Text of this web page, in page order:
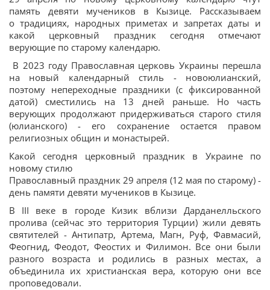
память девяти мучеников в Кызице. Рассказываем
о традициях, народных приметах и запретах даты и
какой церковный праздник сегодня отмечают
верующие по старому календарю.
В 2023 году Православная церковь Украины перешла
на новый календарный стиль - новоюлианский,
поэтому непереходные праздники (с фиксированной
датой) сместились на 13 дней раньше. Но часть
верующих продолжают придерживаться старого стиля
(юлианского) - его сохранение остается правом
религиозных общин и монастырей.
Какой сегодня церковный праздник в Украине по
новому стилю
Православный праздник 29 апреля (12 мая по старому) -
день памяти девяти мучеников в Кызице.
В III веке в городе Кизик вблизи Дарданелльского
пролива (сейчас это территория Турции) жили девять
святителей - Антипатр, Артема, Магн, Руф, Фавмасий,
Феогнид, Феодот, Феостих и Филимон. Все они были
разного возраста и родились в разных местах, а
объединила их христианская вера, которую они все
проповедовали.